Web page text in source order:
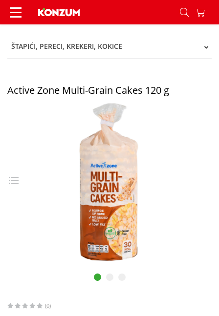
Active Zone Multi-Grain Cakes 120 g - Konzum
ŠTAPIĆI, PERECI, KREKERI, KOKICE
Active Zone Multi-Grain Cakes 120 g
(0)